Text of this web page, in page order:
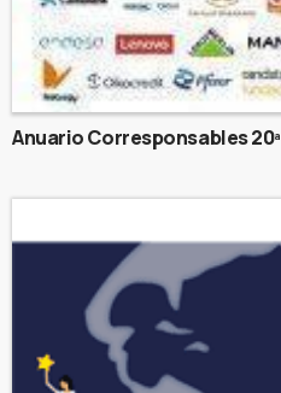
Anuario Corresponsables